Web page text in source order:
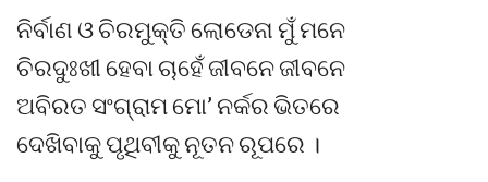
ନିର୍ବାଣ ଓ ଚିରମୁକ୍ତି ଲୋଡେନା ମୁଁ ମନେ
ଚିରଦୁଃଖୀ ହେବା ଚାହେଁ ଜୀବନେ ଜୀବନେ
ଅବିରତ ସଂଗ୍ରାମ ମୋ’ ନର୍କର ଭିତରେ
ଦେଖିବାକୁ ପୃଥିବୀକୁ ନୂତନ ରୂପରେ ।